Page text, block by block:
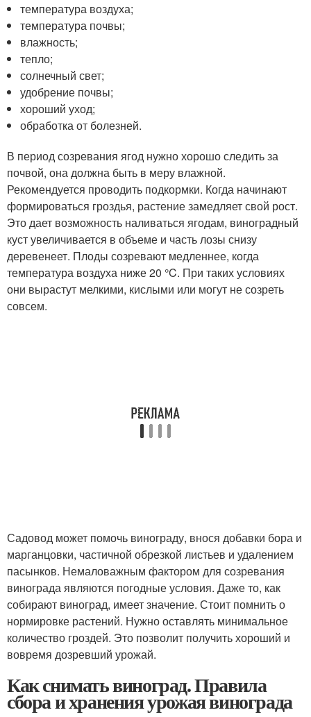
температура воздуха;
температура почвы;
влажность;
тепло;
солнечный свет;
удобрение почвы;
хороший уход;
обработка от болезней.
В период созревания ягод нужно хорошо следить за
почвой, она должна быть в меру влажной.
Рекомендуется проводить подкормки. Когда начинают
формироваться гроздья, растение замедляет свой рост.
Это дает возможность наливаться ягодам, виноградный
куст увеличивается в объеме и часть лозы снизу
деревенеет. Плоды созревают медленнее, когда
температура воздуха ниже 20 °C. При таких условиях
они вырастут мелкими, кислыми или могут не созреть
совсем.
Садовод может помочь винограду, внося добавки бора и
марганцовки, частичной обрезкой листьев и удалением
пасынков. Немаловажным фактором для созревания
винограда являются погодные условия. Даже то, как
собирают виноград, имеет значение. Стоит помнить о
нормировке растений. Нужно оставлять минимальное
количество гроздей. Это позволит получить хороший и
вовремя дозревший урожай.
Как снимать виноград. Правила
сбора и хранения урожая винограда